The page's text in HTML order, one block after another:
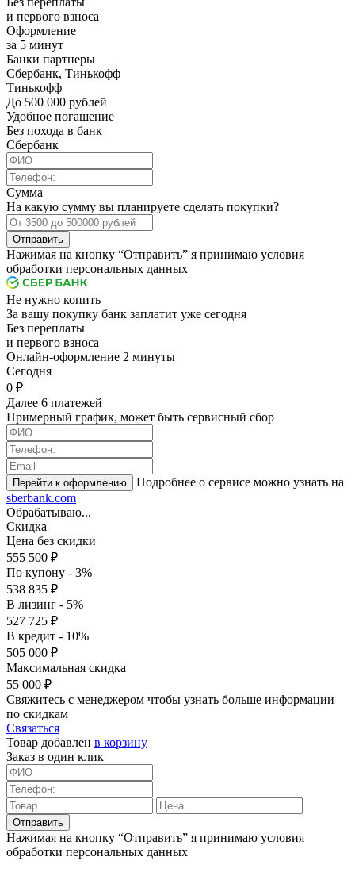
и первого взноса
Оформление
за 5 минут
Банки партнеры
Сбербанк, Тинькофф
Тинькофф
До 500 000 рублей
Удобное погашение
Без похода в банк
Сбербанк
Сумма
На какую сумму вы планируете сделать покупки?
Отправить
Нажимая на кнопку “Отправить” я принимаю условия
обработки персональных данных
Не нужно копить
За вашу покупку банк заплатит уже сегодня
Без переплаты
и первого взноса
Онлайн-оформление 2 минуты
Cегодня
0 ₽
Далее 6 платежей
Примерный график, может быть сервисный сбор
Подробнее о сервисе можно узнать на
sberbank.com
Обрабатываю...
Скидка
Цена без скидки
555 500 ₽
По купону - 3%
538 835 ₽
В лизинг - 5%
527 725 ₽
В кредит - 10%
505 000 ₽
Максимальная скидка
55 000 ₽
Свяжитесь с менеджером чтобы узнать больше информации
по скидкам
Связаться
Товар добавлен в корзину
Заказ в один клик
Отправить
Нажимая на кнопку “Отправить” я принимаю условия
обработки персональных данных